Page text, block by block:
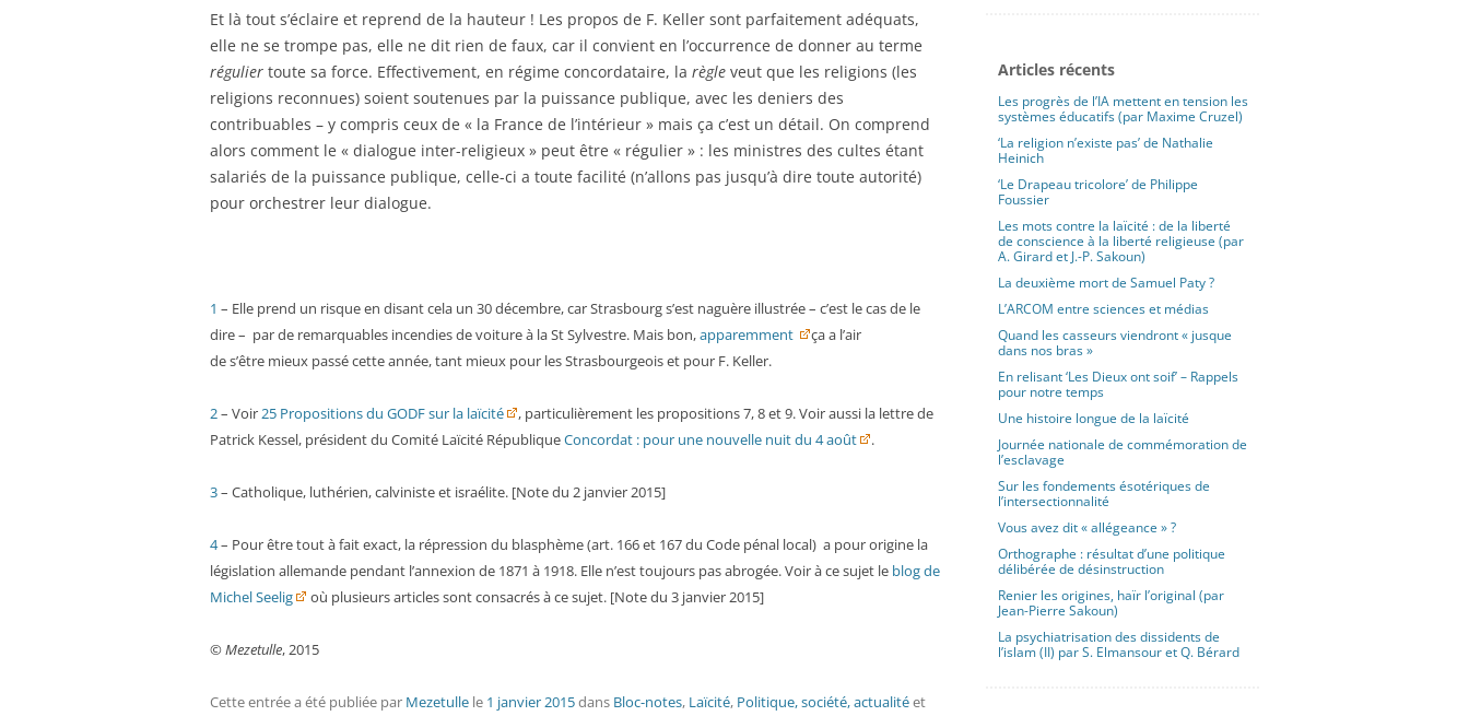
Et là tout s’éclaire et reprend de la hauteur ! Les propos de F. Keller sont parfaitement adéquats,
elle ne se trompe pas, elle ne dit rien de faux, car il convient en l’occurrence de donner au terme
régulier toute sa force. Effectivement, en régime concordataire, la règle veut que les religions (les
religions reconnues) soient soutenues par la puissance publique, avec les deniers des
contribuables – y compris ceux de « la France de l’intérieur » mais ça c’est un détail. On comprend
alors comment le « dialogue inter-religieux » peut être « régulier » : les ministres des cultes étant
salariés de la puissance publique, celle-ci a toute facilité (n’allons pas jusqu’à dire toute autorité)
pour orchestrer leur dialogue.
1 – Elle prend un risque en disant cela un 30 décembre, car Strasbourg s’est naguère illustrée – c’est le cas de le
dire – par de remarquables incendies de voiture à la St Sylvestre. Mais bon,apparemment
ça a l’air
de s’être mieux passé cette année, tant mieux pour les Strasbourgeois et pour F. Keller.
2– Voir25 Propositions du GODF sur la laïcité
, particulièrement les propositions 7, 8 et 9. Voir aussi la lettre de
Patrick Kessel, président du Comité Laïcité RépubliqueConcordat : pour une nouvelle nuit du 4 août .
3– Catholique, luthérien, calviniste et israélite. [Note du 2 janvier 2015]
4– Pour être tout à fait exact, la répression du blasphème (art. 166 et 167 du Code pénal local) a pour origine la
législation allemande pendant l’annexion de 1871 à 1918. Elle n’est toujours pas abrogée. Voir à ce sujet le blog de
Michel Seelig
où plusieurs articles sont consacrés à ce sujet. [Note du 3 janvier 2015]
©Mezetulle, 2015
Cette entrée a été publiée par Mezetulle le 1 janvier 2015dans Bloc-notes, Laïcité, Politique, société, actualitéet
Articles récents
Les progrès de l’IA mettent en tension les
systèmes éducatifs (par Maxime Cruzel)
‘La religion n’existe pas’ de Nathalie
Heinich
‘Le Drapeau tricolore’ de Philippe
Foussier
Les mots contre la laïcité : de la liberté
de conscience à la liberté religieuse (par
A. Girard et J.-P. Sakoun)
La deuxième mort de Samuel Paty ?
L’ARCOM entre sciences et médias
Quand les casseurs viendront « jusque
dans nos bras »
En relisant ‘Les Dieux ont soif’ – Rappels
pour notre temps
Une histoire longue de la laïcité
Journée nationale de commémoration de
l’esclavage
Sur les fondements ésotériques de
l’intersectionnalité
Vous avez dit « allégeance » ?
Orthographe : résultat d’une politique
délibérée de désinstruction
Renier les origines, haïr l’original (par
Jean-Pierre Sakoun)
La psychiatrisation des dissidents de
l’islam (II) par S. Elmansour et Q. Bérard